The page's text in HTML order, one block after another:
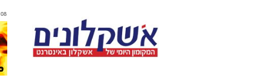
08 אוגוסט 2026 / 21:49